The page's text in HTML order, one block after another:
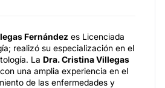
Fernández es Licenciada
realizó su especialización en el
La Dra. Cristina Villegas
una amplia experiencia en el
de las enfermedades y